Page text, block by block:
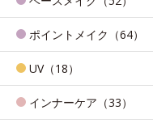
ポイントメイク（64）
UV（18）
インナーケア（33）